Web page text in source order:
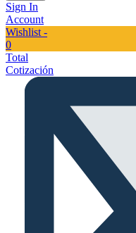
Sign In
Account
Wishlist -
0
Total
Cotización